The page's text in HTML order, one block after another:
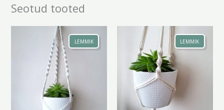
Seotud tooted
LEMMIK
Hinnavahemik:
23.00 €
kuni
29.00 €
LEMMIK
Hinnavahemik:
18.00 €
kuni
19.00 €